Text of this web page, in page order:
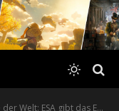
gibt das Ende der E3 bekannt